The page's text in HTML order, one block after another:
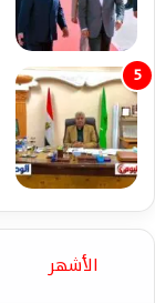
الأشهر